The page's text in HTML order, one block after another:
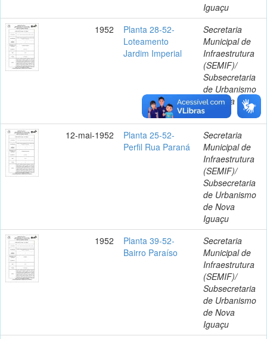
Iguaçu
1952
Planta 28-52-
Loteamento
Jardim Imperial
Secretaria
Municipal de
Infraestrutura
(SEMIF)/
Subsecretaria
de Urbanismo
de Nova
Iguaçu
12-mai-1952
Planta 25-52-
Perfil Rua Paraná
Secretaria
Municipal de
Infraestrutura
(SEMIF)/
Subsecretaria
de Urbanismo
de Nova
Iguaçu
1952
Planta 39-52-
Bairro Paraíso
Secretaria
Municipal de
Infraestrutura
(SEMIF)/
Subsecretaria
de Urbanismo
de Nova
Iguaçu